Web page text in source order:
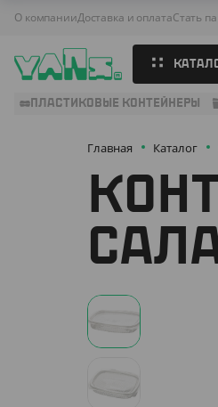
О компанииДоставка и оплатаСтать
ПЛАСТИКОВЫЕ КОНТЕЙНЕРЫ
Главная Каталог